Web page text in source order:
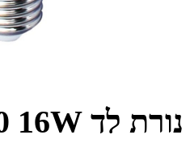
נורת לד PAR 30 16W